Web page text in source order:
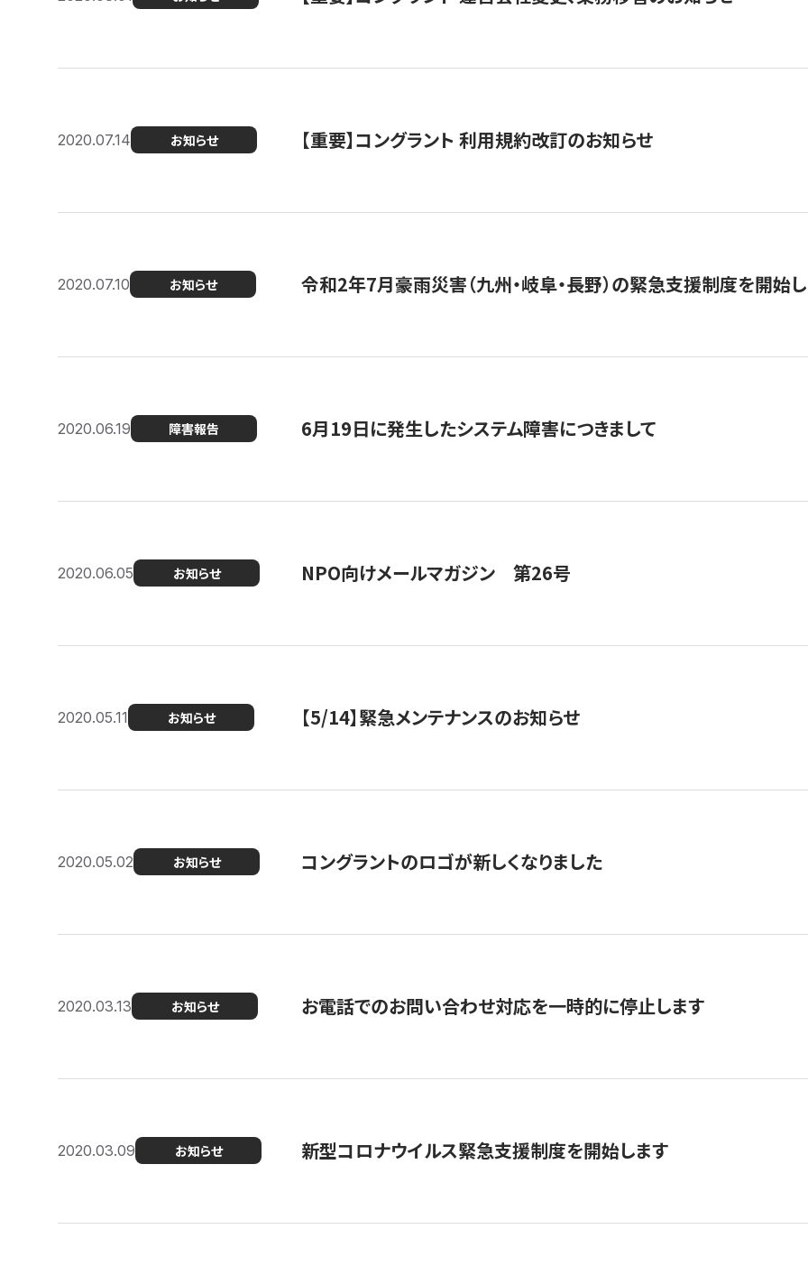
2020.07.14 お知らせ 【重要】コングラント 利用規約改訂のお知らせ
2020.07.10 お知らせ 令和2年7月豪雨災害（九州・岐阜・長野）の緊急支援制度を開始
2020.06.19 障害報告 6月19日に発生したシステム障害につきまして
2020.06.05 お知らせ NPO向けメールマガジン 第26号
2020.05.11 お知らせ 【5/14】緊急メンテナンスのお知らせ
2020.05.02 お知らせ コングラントのロゴが新しくなりました
2020.03.13 お知らせ お電話でのお問い合わせ対応を一時的に停止します
2020.03.09 お知らせ 新型コロナウイルス緊急支援制度を開始します